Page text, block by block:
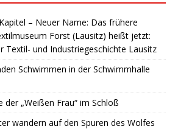
– Neuer Name: Das frühere
Forst (Lausitz) heißt jetzt:
Textil- und Industriegeschichte Lausitz
Schwimmen in der Schwimmhalle
der „Weißen Frau“ im Schloß
wandern auf den Spuren des Wolfes